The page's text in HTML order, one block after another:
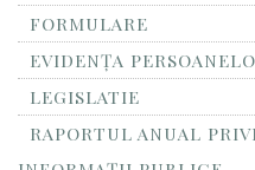
FORMULARE
EVIDENȚA
LEGISLATIE
RAPORTUL ANUAL